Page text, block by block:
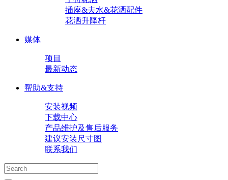
插座&去水&花洒配件
花洒升降杆
媒体
项目
最新动态
帮助&支持
安装视频
下载中心
产品维护及售后服务
建议安装尺寸图
联系我们